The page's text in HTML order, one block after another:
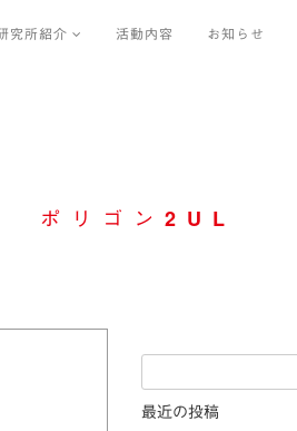
究所紹介 活動内容 お知らせ
ポリゴン2UL
索:
最近の投稿